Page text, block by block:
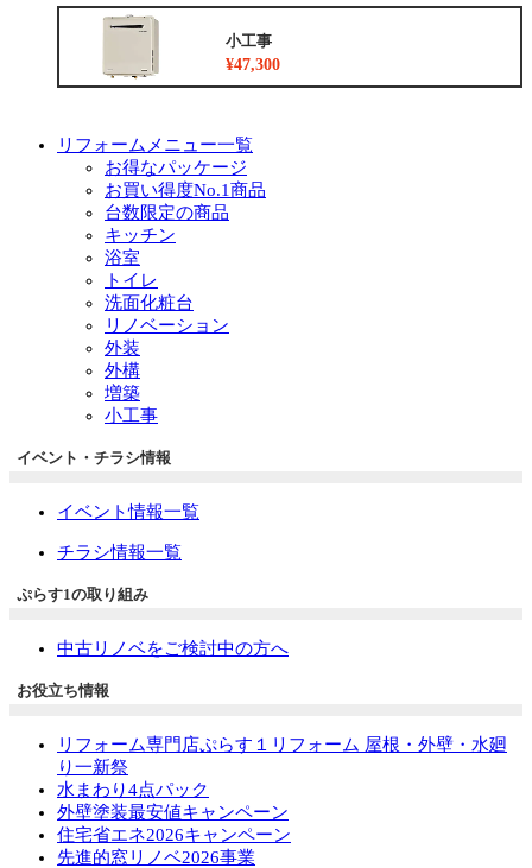
小工事
¥47,300
リフォームメニュー一覧
お得なパッケージ
お買い得度No.1商品
台数限定の商品
キッチン
浴室
トイレ
洗面化粧台
リノベーション
外装
外構
増築
小工事
イベント・チラシ情報
イベント情報一覧
チラシ情報一覧
ぷらす1の取り組み
中古リノベをご検討中の方へ
お役立ち情報
リフォーム専門店ぷらす１リフォーム 屋根・外壁・水廻
り一新祭
水まわり4点パック
外壁塗装最安値キャンペーン
住宅省エネ2026キャンペーン
先進的窓リノベ2026事業